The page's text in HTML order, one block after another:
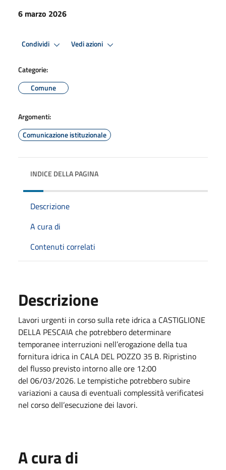
6 marzo 2026
Condividi Vedi azioni
Categorie:
Comune
Argomenti:
Comunicazione istituzionale
INDICE DELLA PAGINA
Descrizione
A cura di
Contenuti correlati
Descrizione
Lavori urgenti in corso sulla rete idrica a CASTIGLIONE
DELLA PESCAIA che potrebbero determinare
temporanee interruzioni nell’erogazione della tua
fornitura idrica in CALA DEL POZZO 35 B. Ripristino
del flusso previsto intorno alle ore 12:00
del 06/03/2026. Le tempistiche potrebbero subire
variazioni a causa di eventuali complessità verificatesi
nel corso dell’esecuzione dei lavori.
A cura di